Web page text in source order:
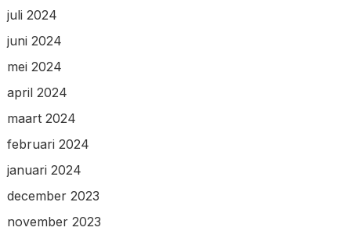
juli 2024
juni 2024
mei 2024
april 2024
maart 2024
februari 2024
januari 2024
december 2023
november 2023